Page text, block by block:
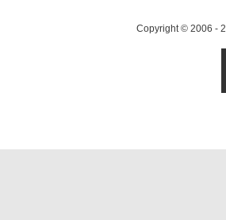
Copyright © 2006 -